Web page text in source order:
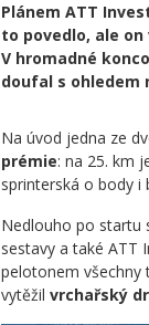
Plánem ATT
to povedlo, ale
V hromadné
doufal s ohledem
Na úvod jedna ze
prémie: na 25. km
sprinterská o body i
Nedlouho po startu
sestavy a také ATT
pelotonem všechny
vytěžil vrchařský